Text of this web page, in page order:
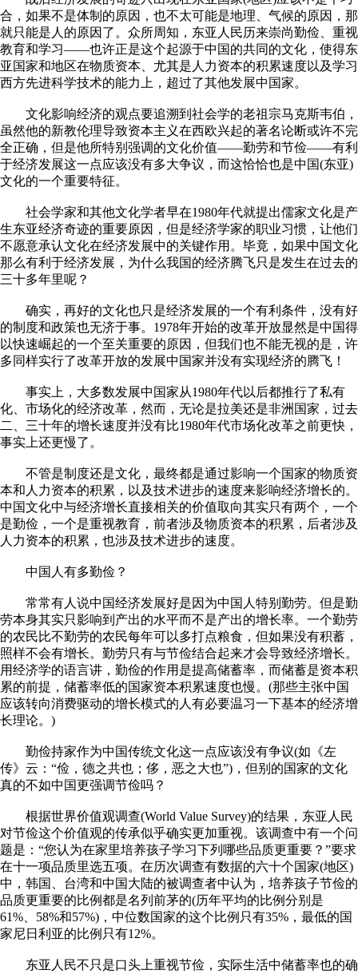
合，如果不是体制的原因，也不太可能是地理、气候的原因，那
就只能是人的原因了。众所周知，东亚人民历来崇尚勤俭、重视
教育和学习——也许正是这个起源于中国的共同的文化，使得东
亚国家和地区在物质资本、尤其是人力资本的积累速度以及学习
西方先进科学技术的能力上，超过了其他发展中国家。
文化影响经济的观点要追溯到社会学的老祖宗马克斯韦伯，
虽然他的新教伦理导致资本主义在西欧兴起的著名论断或许不完
全正确，但是他所特别强调的文化价值——勤劳和节俭——有利
于经济发展这一点应该没有多大争议，而这恰恰也是中国(东亚)
文化的一个重要特征。
社会学家和其他文化学者早在1980年代就提出儒家文化是产
生东亚经济奇迹的重要原因，但是经济学家的职业习惯，让他们
不愿意承认文化在经济发展中的关键作用。毕竟，如果中国文化
那么有利于经济发展，为什么我国的经济腾飞只是发生在过去的
三十多年里呢？
确实，再好的文化也只是经济发展的一个有利条件，没有好
的制度和政策也无济于事。1978年开始的改革开放显然是中国得
以快速崛起的一个至关重要的原因，但我们也不能无视的是，许
多同样实行了改革开放的发展中国家并没有实现经济的腾飞！
事实上，大多数发展中国家从1980年代以后都推行了私有
化、市场化的经济改革，然而，无论是拉美还是非洲国家，过去
二、三十年的增长速度并没有比1980年代市场化改革之前更快，
事实上还更慢了。
不管是制度还是文化，最终都是通过影响一个国家的物质资
本和人力资本的积累，以及技术进步的速度来影响经济增长的。
中国文化中与经济增长直接相关的价值取向其实只有两个，一个
是勤俭，一个是重视教育，前者涉及物质资本的积累，后者涉及
人力资本的积累，也涉及技术进步的速度。
中国人有多勤俭？
常常有人说中国经济发展好是因为中国人特别勤劳。但是勤
劳本身其实只影响到产出的水平而不是产出的增长率。一个勤劳
的农民比不勤劳的农民每年可以多打点粮食，但如果没有积蓄，
照样不会有增长。勤劳只有与节俭结合起来才会导致经济增长。
用经济学的语言讲，勤俭的作用是提高储蓄率，而储蓄是资本积
累的前提，储蓄率低的国家资本积累速度也慢。(那些主张中国
应该转向消费驱动的增长模式的人有必要温习一下基本的经济增
长理论。)
勤俭持家作为中国传统文化这一点应该没有争议(如《左
传》云：“俭，德之共也；侈，恶之大也”)，但别的国家的文化
真的不如中国更强调节俭吗？
根据世界价值观调查(World Value Survey)的结果，东亚人民
对节俭这个价值观的传承似乎确实更加重视。该调查中有一个问
题是：“您认为在家里培养孩子学习下列哪些品质更重要？”要求
在十一项品质里选五项。在历次调查有数据的六十个国家(地区)
中，韩国、台湾和中国大陆的被调查者中认为，培养孩子节俭的
品质更重要的比例都是名列前茅的(历年平均的比例分别是
61%、58%和57%)，中位数国家的这个比例只有35%，最低的国
家尼日利亚的比例只有12%。
东亚人民不只是口头上重视节俭，实际生活中储蓄率也的确